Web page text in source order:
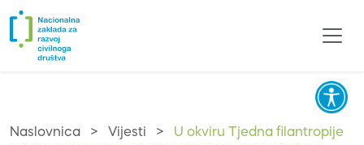
Naslovnica > Vijesti >
U okviru Tjedna filantropije